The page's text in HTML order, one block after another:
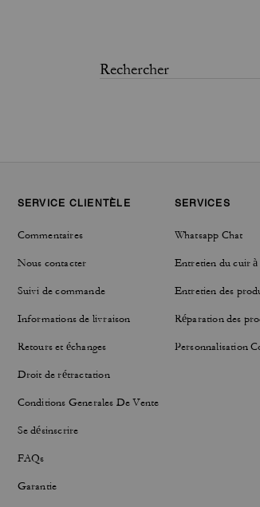
SERVICE CLIENTÈLE
Commentaires
Nous contacter
Suivi de commande
Informations de livraison
Retours et échanges
Droit de rétractation
Conditions Generales De Vente
Se désinscrire
FAQs
Garantie
SERVICES
Whatsapp Chat
Entretien du cuir à
Entretien des
Réparation des
Personnalisation